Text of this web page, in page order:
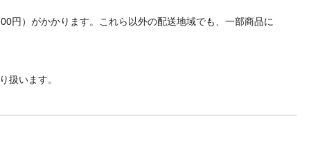
円）がかかります。これら以外の配送地域でも、一部商品に
扱います。